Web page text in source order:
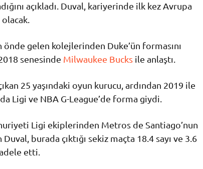
açıkladı. Duval, kariyerinde ilk kez Avrupa
gelen kolejlerinden Duke’ün formasını
senesinde Milwaukee Bucks ile anlaştı.
25 yaşındaki oyun kurucu, ardından 2019 ile
Ligi ve NBA G-League’de forma giydi.
Ligi ekiplerinden Metros de Santiago’nun
burada çıktığı sekiz maçta 18.4 sayı ve 3.6
etti.